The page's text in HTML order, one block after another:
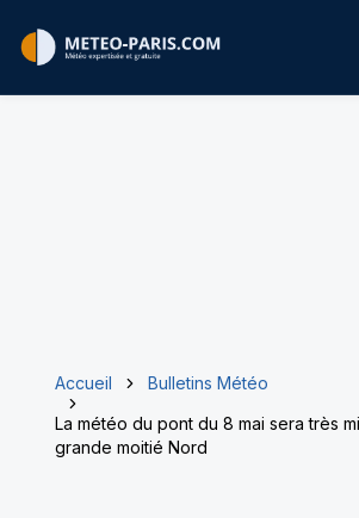
Accueil
Bulletins Météo
La météo du pont du 8 mai sera très
grande moitié Nord